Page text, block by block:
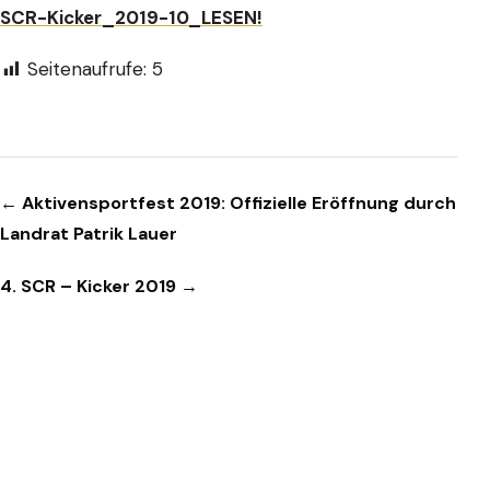
SCR-Kicker_2019-10_LESEN!
Seitenaufrufe: 5
Beitragsnavigation
← Aktivensportfest 2019: Offizielle Eröffnung durch
Landrat Patrik Lauer
4. SCR – Kicker 2019 →